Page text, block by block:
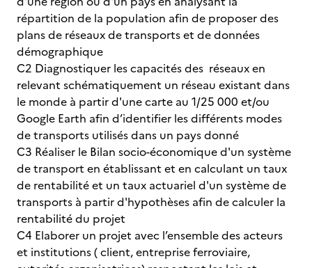
répartition de la population afin de proposer des
plans de réseaux de transports et de données
démographique
C2 Diagnostiquer les capacités des réseaux en
relevant schématiquement un réseau existant dans
le monde à partir d'une carte au 1/25 000 et/ou
Google Earth afin d’identifier les différents modes
de transports utilisés dans un pays donné
C3 Réaliser le Bilan socio-économique d'un système
de transport en établissant et en calculant un taux
de rentabilité et un taux actuariel d'un système de
transports à partir d'hypothèses afin de calculer la
rentabilité du projet
C4 Elaborer un projet avec l’ensemble des acteurs
et institutions ( client, entreprise ferroviaire,